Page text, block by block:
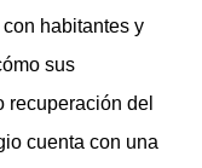
habitantes y
sus
recuperación del
cuenta con una